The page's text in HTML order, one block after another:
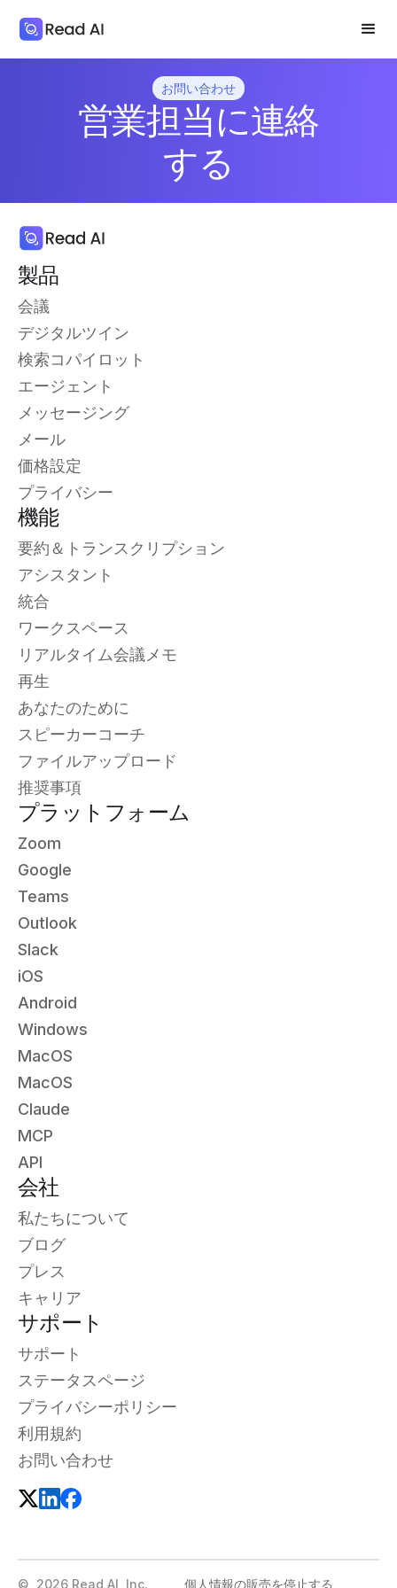
お問い合わせ
営業担当に連絡
する
製品
会議
デジタルツイン
検索コパイロット
エージェント
メッセージング
メール
価格設定
プライバシー
機能
要約＆トランスクリプション
アシスタント
統合
ワークスペース
リアルタイム会議メモ
再生
あなたのために
スピーカーコーチ
ファイルアップロード
推奨事項
プラットフォーム
Zoom
Google
Teams
Outlook
Slack
iOS
Android
Windows
MacOS
MacOS
Claude
MCP
API
会社
私たちについて
ブログ
プレス
キャリア
サポート
サポート
ステータスページ
プライバシーポリシー
利用規約
お問い合わせ
© 2026 Read AI, Inc. 個人情報の販売を停止する